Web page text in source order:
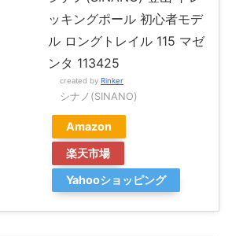
ッキングポール 初心者モデ
ル ロングトレイル 115 マゼ
ンタ 113425
created by Rinker
シナノ(SINANO)
Amazon
楽天市場
Yahooショッピング